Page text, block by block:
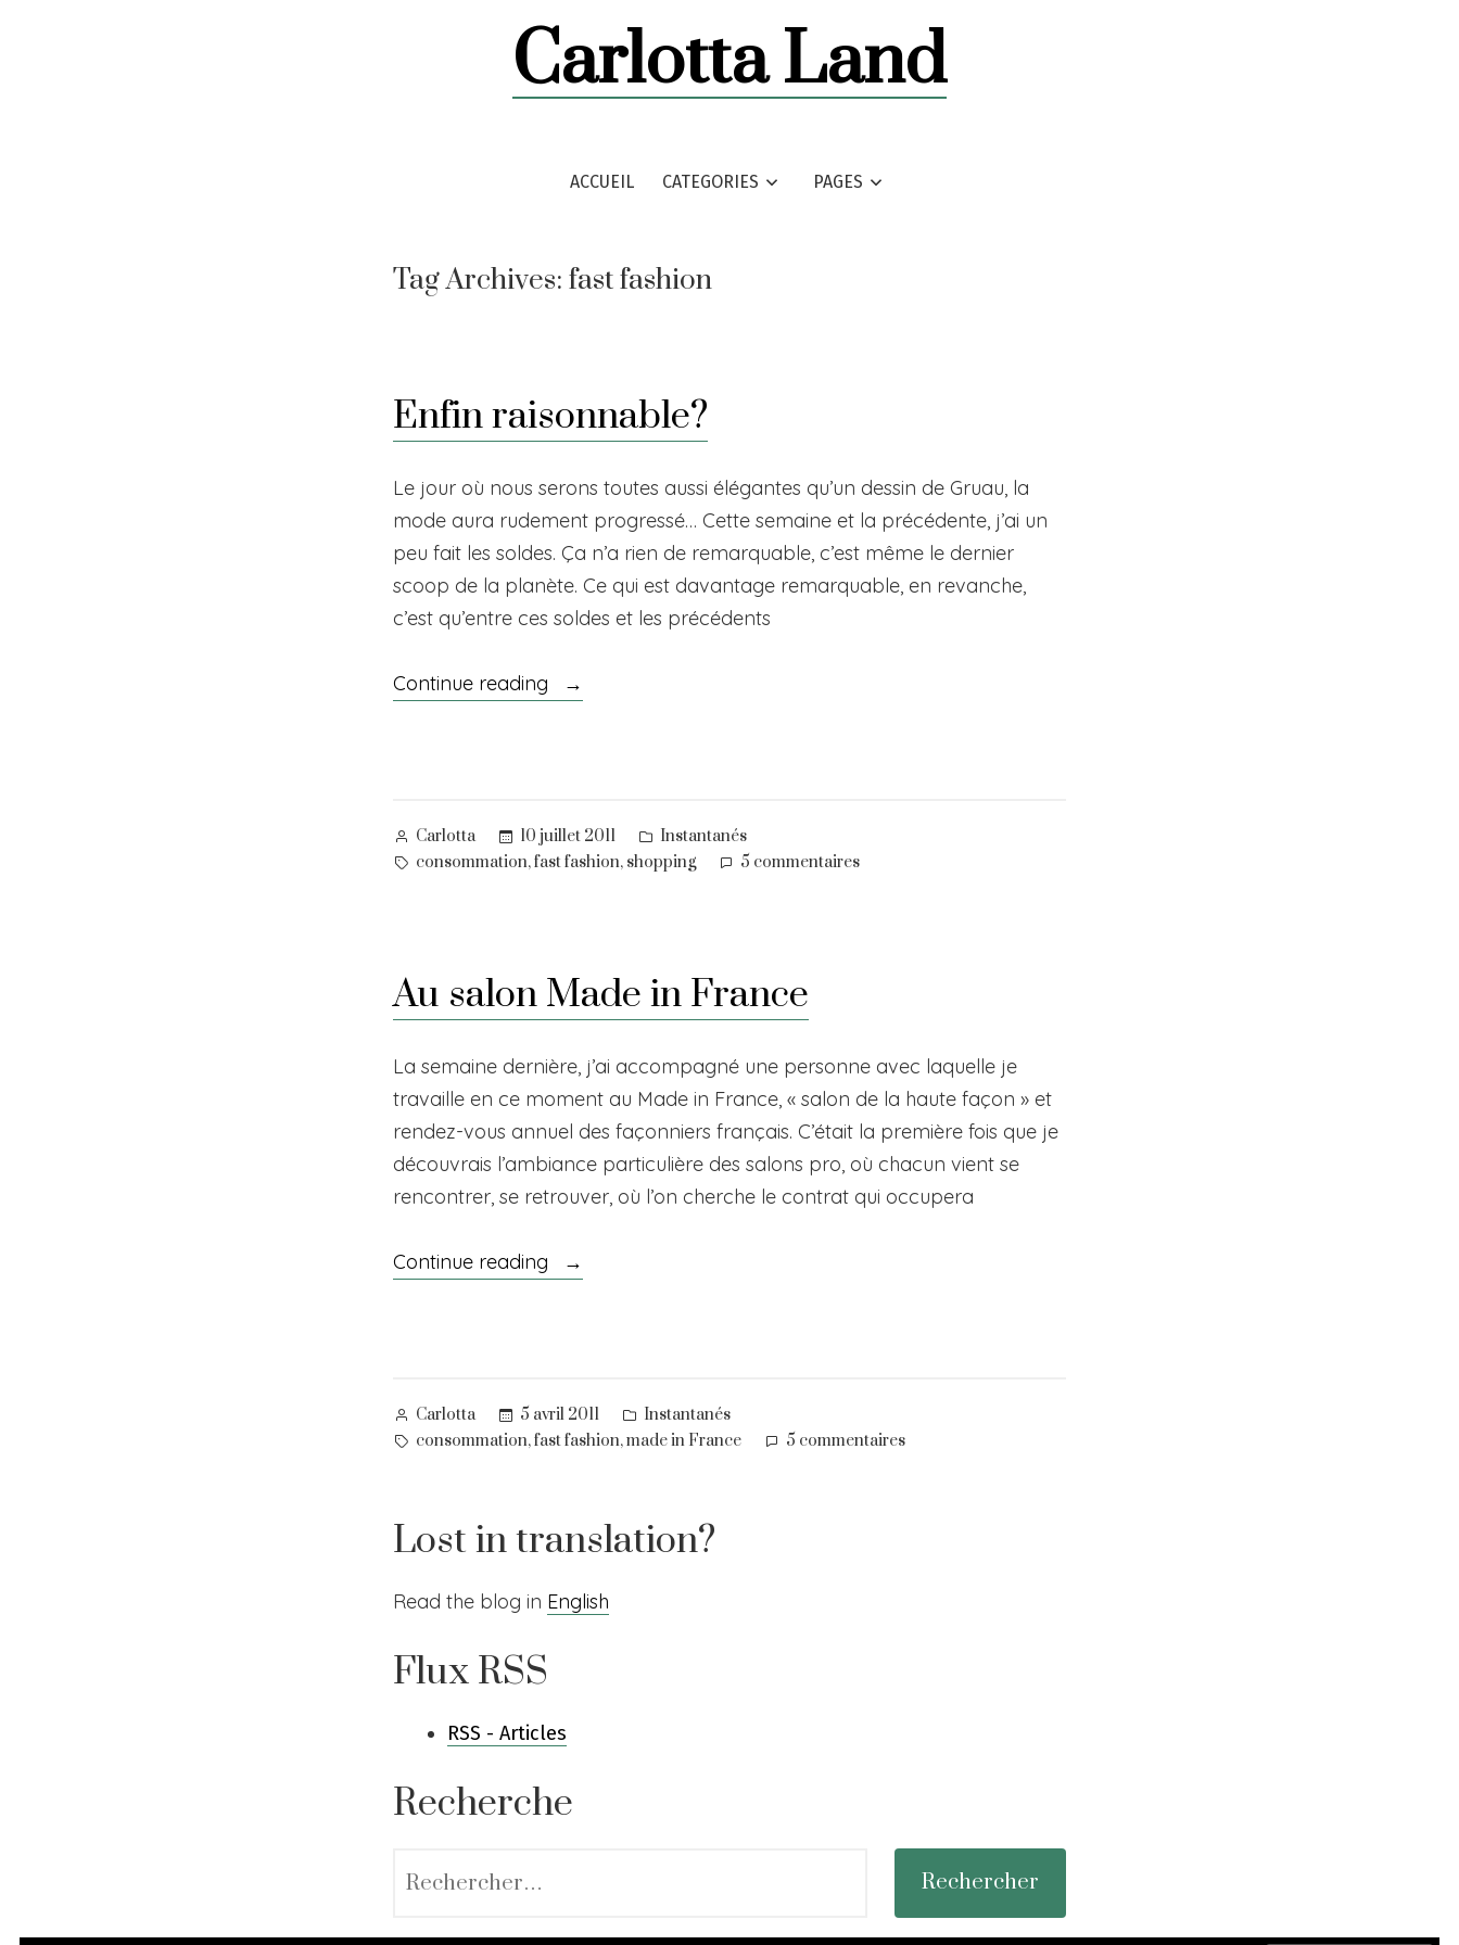
Carlotta Land
ACCUEIL CATEGORIES PAGES
Tag Archives: fast fashion
Enfin raisonnable?
Le jour où nous serons toutes aussi élégantes qu’un dessin de Gruau, la
mode aura rudement progressé… Cette semaine et la précédente, j’ai un
peu fait les soldes. Ça n’a rien de remarquable, c’est même le dernier
scoop de la planète. Ce qui est davantage remarquable, en revanche,
c’est qu’entre ces soldes et les précédents
Continue reading
« Enfin
Posted
by
Carlotta 10 juillet 2011
Posted
in
Instantanés
Tags:
consommation,fast fashion, shopping 5 commentairessur
Au salon Made in France
La semaine dernière, j’ai accompagné une personne avec laquelle je
travaille en ce moment au Made in France, « salon de la haute façon » et
rendez-vous annuel des façonniers français. C’était la première fois que je
découvrais l’ambiance particulière des salons pro, où chacun vient se
rencontrer, se retrouver, où l’on cherche le contrat qui occupera
Continue reading
« Au
Posted
by
Carlotta 5 avril 2011
Posted
in
Instantanés
Tags:
consommation,fast fashion,made in France 5 commentairessur
Lost in translation?
Read the blog in English
Flux RSS
RSS - Articles
Recherche